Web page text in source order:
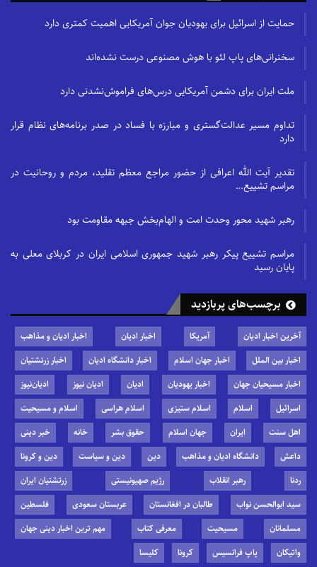
حمایت از اسرائیل برای یهودیان جوان آمریکایی اهمیت کمتری دارد
سخنرانی‌های پاپ لئو با هوش مصنوعی درست نشده‌اند
ملت ایران برای دشمن آمریکایی درس‌های فراموش‌نشدنی دارد
تداوم مسیر عدالت‌گستری و مبارزه با فساد در صدر برنامه‌های نظام قرار
دارد
تقدیر آیت الله اعرافی از حضور مراجع معظم تقلید، مردم و روحانیت در
مراسم تشییع…
رهبر شهید محور وحدت امت و الهام‌بخش جبهه مقاومت بود
مراسم تشییع پیکر رهبر شهید جمهوری اسلامی ایران در کربلای معلی به
پایان رسید
برچسب‌های پربازدید
آخرین اخبار ادیان آمریکا اخبار ادیان
اخبار ادیان و مذاهب
اخبار بین الملل
اخبار جهان اسلام اخبار دانشگاه ادیان
اخبار زرتشتیان
اخبار مسیحیان جهان
اخبار یهودیان ادیان ادیان نیوز
ادیان‌نیوز
اسرائیل
اسلام اسلام ستیزی اسلام هراسی
اسلام و مسیحیت
اهل سنت
ایران جهان اسلام حقوق بشر خانه
خبر دینی
داعش
دانشگاه ادیان و مذاهب دین دین و سیاست
دین و کرونا
ردنا
رهبر انقلاب رژیم صهیونیستی
زرتشتیان ایران
سید ابوالحسن نواب
طالبان در افغانستان عربستان سعودی
فلسطین
مسلمانان
مسیحیت معرفی کتاب
مهم ترین اخبار دینی جهان
واتیکان
پاپ فرانسیس کرونا کلیسا